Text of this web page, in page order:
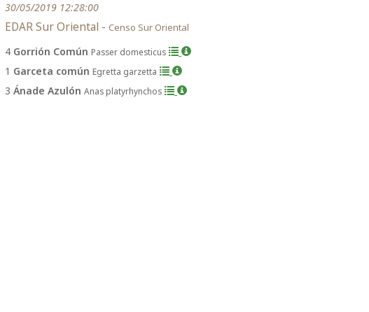
30/05/2019 12:28:00
EDAR Sur Oriental - Censo Sur Oriental
4 Gorrión Común Passer domesticus
1 Garceta común Egretta garzetta
3 Ánade Azulón Anas platyrhynchos